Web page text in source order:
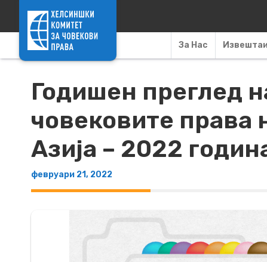
За Нас Извештаи
Годишен преглед
човековите права
Азија – 2022
февруари 21, 2022